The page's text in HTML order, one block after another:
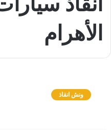
الأهرام
ونش انقاذ